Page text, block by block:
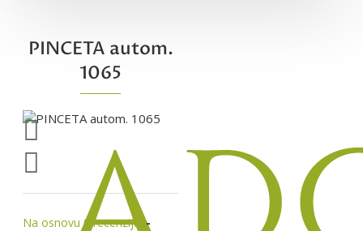
PINCETA autom.
1065
Na osnovu 0 recenzija.
-